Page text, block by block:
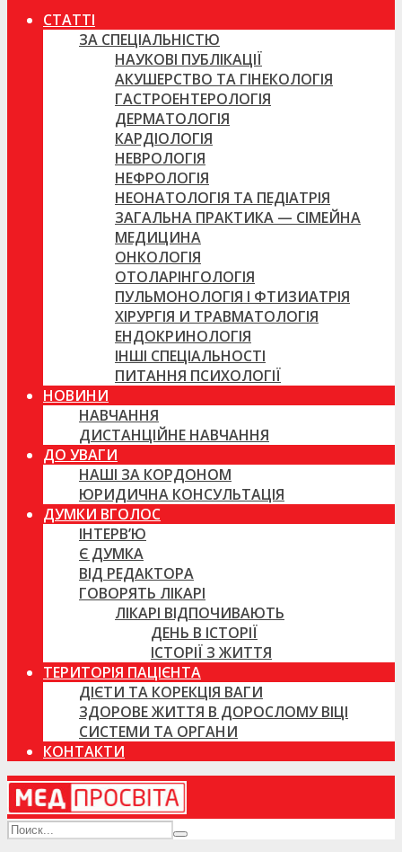
СТАТТІ
ЗА СПЕЦІАЛЬНІСТЮ
НАУКОВІ ПУБЛІКАЦІЇ
АКУШЕРСТВО ТА ГІНЕКОЛОГІЯ
ГАСТРОЕНТЕРОЛОГІЯ
ДЕРМАТОЛОГІЯ
КАРДІОЛОГІЯ
НЕВРОЛОГІЯ
НЕФРОЛОГІЯ
НЕОНАТОЛОГІЯ ТА ПЕДІАТРІЯ
ЗАГАЛЬНА ПРАКТИКА — СІМЕЙНА
МЕДИЦИНА
ОНКОЛОГІЯ
ОТОЛАРІНГОЛОГІЯ
ПУЛЬМОНОЛОГІЯ І ФТИЗИАТРІЯ
ХІРУРГІЯ И ТРАВМАТОЛОГІЯ
ЕНДОКРИНОЛОГІЯ
ІНШІ СПЕЦІАЛЬНОСТІ
ПИТАННЯ ПСИХОЛОГІЇ
НОВИНИ
НАВЧАННЯ
ДИСТАНЦІЙНЕ НАВЧАННЯ
ДО УВАГИ
НАШІ ЗА КОРДОНОМ
ЮРИДИЧНА КОНСУЛЬТАЦІЯ
ДУМКИ ВГОЛОС
ІНТЕРВ’Ю
Є ДУМКА
ВІД РЕДАКТОРА
ГОВОРЯТЬ ЛІКАРІ
ЛІКАРІ ВІДПОЧИВАЮТЬ
ДЕНЬ В ІСТОРІЇ
ІСТОРІЇ З ЖИТТЯ
ТЕРИТОРІЯ ПАЦІЄНТА
ДІЄТИ ТА КОРЕКЦІЯ ВАГИ
ЗДОРОВЕ ЖИТТЯ В ДОРОСЛОМУ ВІЦІ
СИСТЕМИ ТА ОРГАНИ
КОНТАКТИ